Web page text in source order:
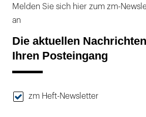
Melden Sie sich hier zum zm-
an
Die aktuellen
Ihren Posteingang
zm Heft-Newsletter